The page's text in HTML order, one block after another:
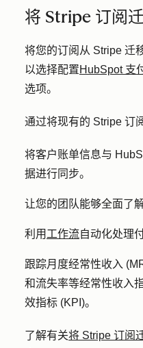
将 Stripe 订阅
将您的订阅从 Stripe 迁
以选择配置HubSpot 支
选项。
通过将现有的 Stripe 订
将客户账单信息与
据进行同步。
让您的团队能够全面了
利用 工作流自动化处理
跟踪月度经常性收入
和流失率等经常性收入
效指标 (KPI)。
了解有关将 Stripe 订阅